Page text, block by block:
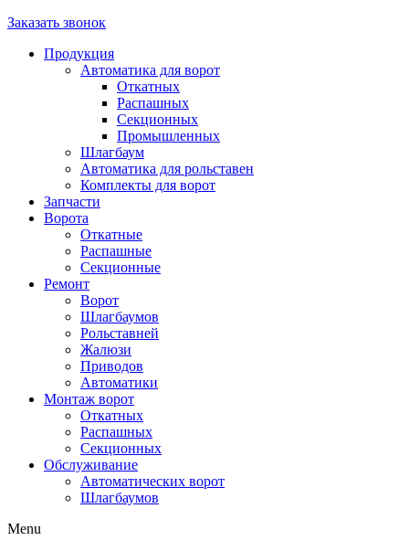
Заказать звонок
Продукция
Автоматика для ворот
Откатных
Распашных
Секционных
Промышленных
Шлагбаум
Автоматика для рольставен
Комплекты для ворот
Запчасти
Ворота
Откатные
Распашные
Секционные
Ремонт
Ворот
Шлагбаумов
Рольставней
Жалюзи
Приводов
Автоматики
Монтаж ворот
Откатных
Распашных
Секционных
Обслуживание
Автоматических ворот
Шлагбаумов
Menu